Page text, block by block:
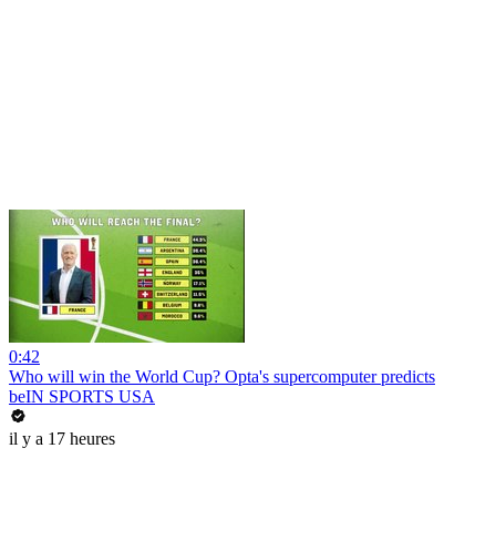
0:42
Who will win the World Cup? Opta's supercomputer predicts
beIN SPORTS USA
il y a 17 heures